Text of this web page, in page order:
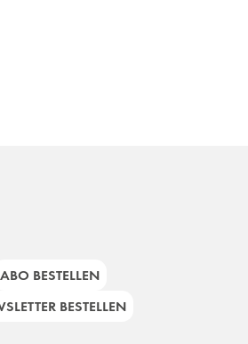
ABO BESTELLEN
BESTELLEN